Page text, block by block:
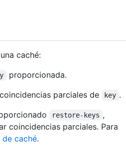
caché:
proporcionada.
parciales de
key .
restore-keys ,
coincidencias parciales. Para
de caché.